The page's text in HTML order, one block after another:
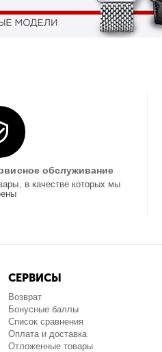
обслуживание
в качестве которых мы
СЕРВИСЫ
Возврат
Бонусные баллы
Список сравнения
Оплата и доставка
Отложенные товары